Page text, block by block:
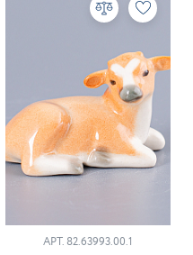
АРТ. 82.63993.00.1